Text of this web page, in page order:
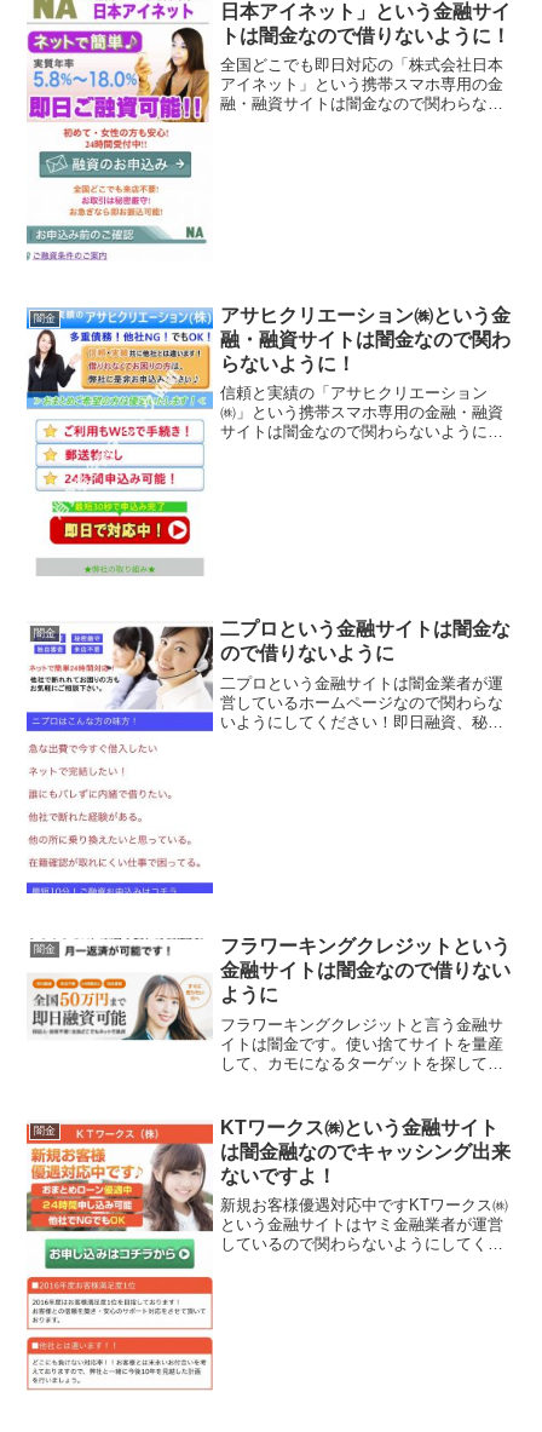
日本アイネット」という金融サイ
トは闇金なので借りないように！
全国どこでも即日対応の「株式会社日本
アイネット」という携帯スマホ専用の金
融・融資サイトは闇金なので関わらない
闇金
アサヒクリエーション㈱という金
融・融資サイトは闇金なので関わ
らないように！
信頼と実績の「アサヒクリエーション
㈱」という携帯スマホ専用の金融・融資
サイトは闇金なので関わらないようにし
闇金
二プロという金融サイトは闇金な
ので借りないように
二プロという金融サイトは闇金業者が運
営しているホームページなので関わらな
いようにしてください！即日融資、秘密
闇金
フラワーキングクレジットという
金融サイトは闇金なので借りない
ように
フラワーキングクレジットと言う金融サ
イトは闇金です。使い捨てサイトを量産
して、カモになるターゲットを探してい
ていない違法業者なので、絶対に申し込
まないようにしてください...
闇金
KTワークス㈱という金融サイト
は闇金融なのでキャッシング出来
ないですよ！
新規お客様優遇対応中ですKTワークス㈱
という金融サイトはヤミ金融業者が運営
しているので関わらないようにしてくだ